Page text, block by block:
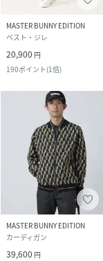
MASTER BUNNY EDITION
ベスト・ジレ
20,900 円
190ポイント(1倍)
MASTER BUNNY EDITION
カーディガン
39,600 円